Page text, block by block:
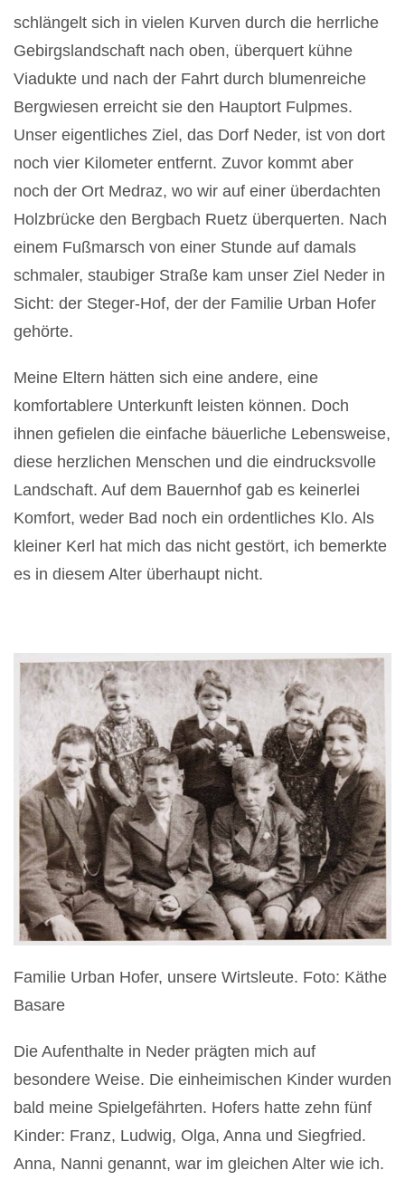
schlängelt sich in vielen Kurven durch die herrliche
Gebirgslandschaft nach oben, überquert kühne
Viadukte und nach der Fahrt durch blumenreiche
Bergwiesen erreicht sie den Hauptort Fulpmes.
Unser eigentliches Ziel, das Dorf Neder, ist von dort
noch vier Kilometer entfernt. Zuvor kommt aber
noch der Ort Medraz, wo wir auf einer überdachten
Holzbrücke den Bergbach Ruetz überquerten. Nach
einem Fußmarsch von einer Stunde auf damals
schmaler, staubiger Straße kam unser Ziel Neder in
Sicht: der Steger-Hof, der der Familie Urban Hofer
gehörte.
Meine Eltern hätten sich eine andere, eine
komfortablere Unterkunft leisten können. Doch
ihnen gefielen die einfache bäuerliche Lebensweise,
diese herzlichen Menschen und die eindrucksvolle
Landschaft. Auf dem Bauernhof gab es keinerlei
Komfort, weder Bad noch ein ordentliches Klo. Als
kleiner Kerl hat mich das nicht gestört, ich bemerkte
es in diesem Alter überhaupt nicht.
Familie Urban Hofer, unsere Wirtsleute. Foto: Käthe
Basare
Die Aufenthalte in Neder prägten mich auf
besondere Weise. Die einheimischen Kinder wurden
bald meine Spielgefährten. Hofers hatte zehn fünf
Kinder: Franz, Ludwig, Olga, Anna und Siegfried.
Anna, Nanni genannt, war im gleichen Alter wie ich.